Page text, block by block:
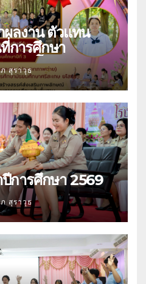
ผลงาน ตัวแทน
การศึกษา
กษ ยโสธร
สุราวุธ
การศึกษา 2569
สุราวุธ